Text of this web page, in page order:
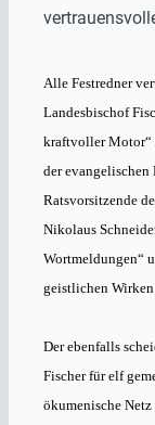
Alle Festredner
Landesbischof
kraftvoller Motor“
der evangelischen
Ratsvorsitzende
Nikolaus
Wortmeldungen“
geistlichen
Der ebenfalls
Fischer für elf
ökumenische